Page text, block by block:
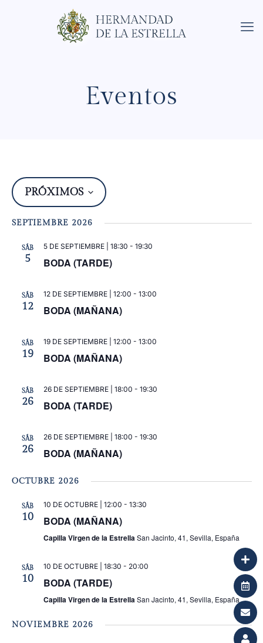
Eventos
de
PRÓXIMOS
fecha.
SEPTIEMBRE 2026
SÁB
5
5 DE SEPTIEMBRE | 18:30 - 19:30
BODA (TARDE)
SÁB
12
12 DE SEPTIEMBRE | 12:00 - 13:00
BODA (MAÑANA)
SÁB
19
19 DE SEPTIEMBRE | 12:00 - 13:00
BODA (MAÑANA)
SÁB
26
26 DE SEPTIEMBRE | 18:00 - 19:30
BODA (TARDE)
SÁB
26
26 DE SEPTIEMBRE | 18:00 - 19:30
BODA (MAÑANA)
OCTUBRE 2026
SÁB
10
10 DE OCTUBRE | 12:00 - 13:30
BODA (MAÑANA)
Capilla Virgen de la EstrellaSan Jacinto, 41, Sevilla, España
SÁB
10
10 DE OCTUBRE | 18:30 - 20:00
BODA (TARDE)
Capilla Virgen de la EstrellaSan Jacinto, 41, Sevilla, España
NOVIEMBRE 2026